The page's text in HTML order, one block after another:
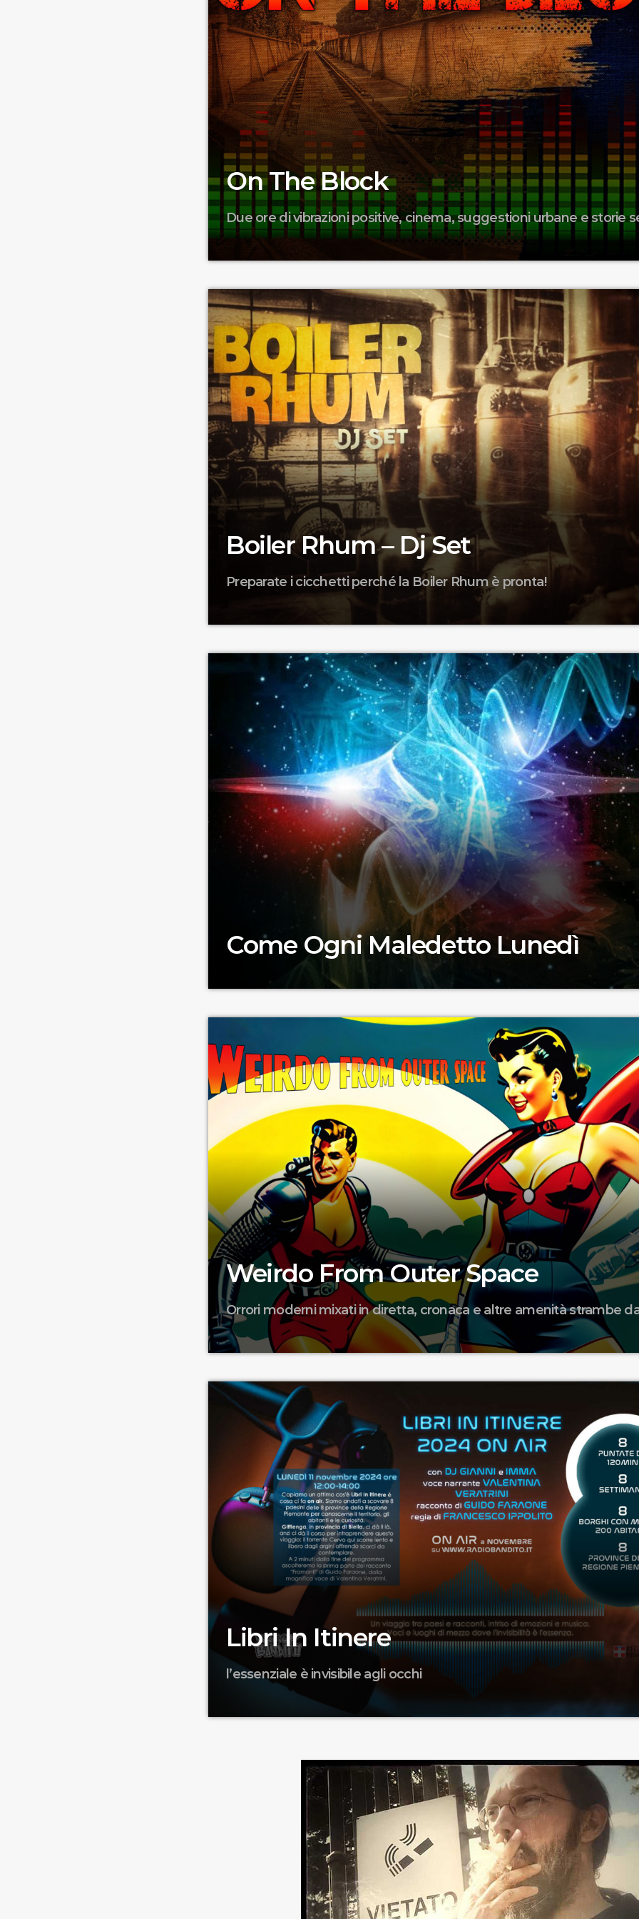
On The Block
Due ore di vibrazioni positive, cinema, suggestioni urbane e storie
La puntata di oggi non andrà in onda Replica Puntata 48 Due ore di vibrazioni
hip hop e d'n'b; chiacchiere cinematografiche, FreeFlow e suggestioni urbane. Il
spazio vivo di socialità in movimento, storie senza frontiere tra finzione e realtà.
rappresentanti dell'umanità cresciuti a suon di musica a cavallo tra […]
Boiler Rhum – Dj Set
Preparate i cicchetti perché la Boiler Rhum è pronta!
Music Bros e Hô Català
Come Ogni Maledetto Lunedì
L'ultima generazione mostra i suoi intenti, attirare attenzione pubblica verso i
Weirdo From Outer Space
Orrori moderni mixati in diretta, cronaca e altre amenità strambe
lontane.
OLTRE LO STATO EDITION - CAPITOLO 2 - Sessantase77esima puntata in diretta
continuando a farsi domande su questi loschi esseri quasi senzienti dalla
economica... La domanda è sempre la stessa: salveranno il pianeta terra dai
suggestioni (a)varie, sempre sulla stessa base In omaggio un salvataggio
Libri In Itinere
l’essenziale è invisibile agli occhi
Capiamo un attimo cos'è Libri In Itinere è cosa ci fa on air. Siamo andati a